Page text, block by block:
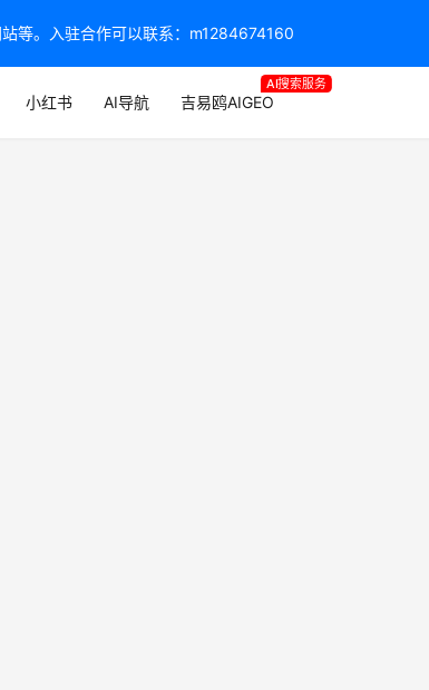
等。入驻合作可以联系：m1284674160
小红书 AI导航 吉易鸥AIGEO
AI搜索服务